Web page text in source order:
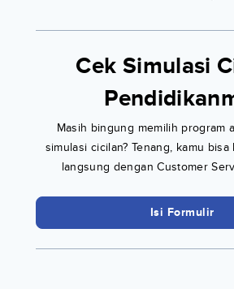
Cek Simulasi
Masih bingung memilih program
simulasi cicilan? Tenang, kamu
langsung dengan Customer
Isi Formulir